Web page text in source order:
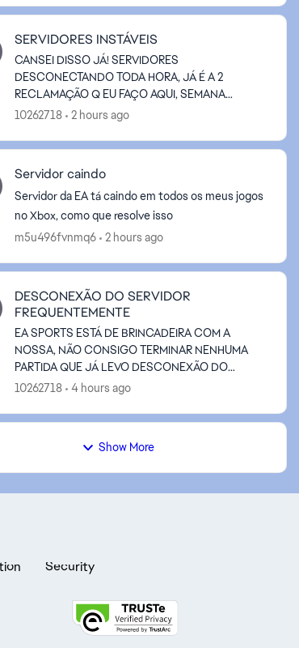
SERVIDORES INSTÁVEIS
CANSEI DISSO JÁ! SERVIDORES
DESCONECTANDO TODA HORA, JÁ É A 2
RECLAMAÇÃO Q EU FAÇO AQUI, SEMANA
PASSADA ACONTECEU A MESMA COISA FICOU
NADA, SÃO CULPA DOS SEU...
10262718 2 hours ago
Servidor caindo
Servidor da EA tá caindo em todos os meus jogos
no Xbox, como que resolve isso
m5u496fvnmq6
2 hours ago
DESCONEXÃO DO SERVIDOR
FREQUENTEMENTE
EA SPORTS ESTÁ DE BRINCADEIRA COM A
NOSSA, NÃO CONSIGO TERMINAR NENHUMA
PARTIDA QUE JÁ LEVO DESCONEXÃO DO
SERVIDOR, TODA PARTIDA! ISSO PRECISA SER
XBOX SERIES
10262718 4 hours ago
Show More
Security